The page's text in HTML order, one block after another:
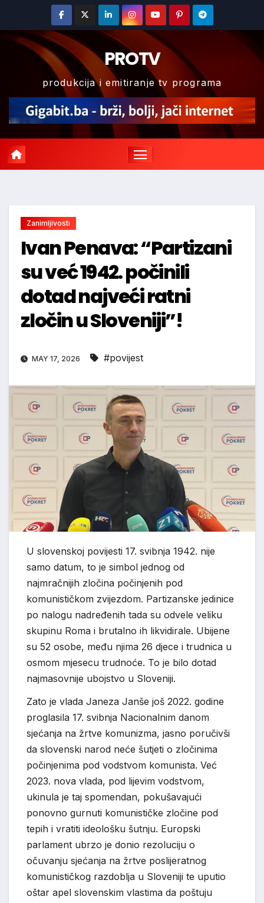
content
PROTV
produkcija i emitiranje tv programa
Zanimljivosti
Ivan Penava: “Partizani
su već 1942. počinili
dotad najveći ratni
zločin u Sloveniji”!
MAY 17, 2026 #povijest
U slovenskoj povijesti 17. svibnja 1942. nije
samo datum, to je simbol jednog od
najmračnijih zločina počinjenih pod
komunističkom zvijezdom. Partizanske jedinice
po nalogu nadređenih tada su odvele veliku
skupinu Roma i brutalno ih likvidirale. Ubijene
su 52 osobe, među njima 26 djece i trudnica u
osmom mjesecu trudnoće. To je bilo dotad
najmasovnije ubojstvo u Sloveniji.
Zato je vlada Janeza Janše još 2022. godine
proglasila 17. svibnja Nacionalnim danom
sjećanja na žrtve komunizma, jasno poručivši
da slovenski narod neće šutjeti o zločinima
počinjenima pod vodstvom komunista. Već
2023. nova vlada, pod lijevim vodstvom,
ukinula je taj spomendan, pokušavajući
ponovno gurnuti komunističke zločine pod
tepih i vratiti ideološku šutnju. Europski
parlament ubrzo je donio rezoluciju o
očuvanju sjećanja na žrtve poslijeratnog
komunističkog razdoblja u Sloveniji te uputio
oštar apel slovenskim vlastima da poštuju